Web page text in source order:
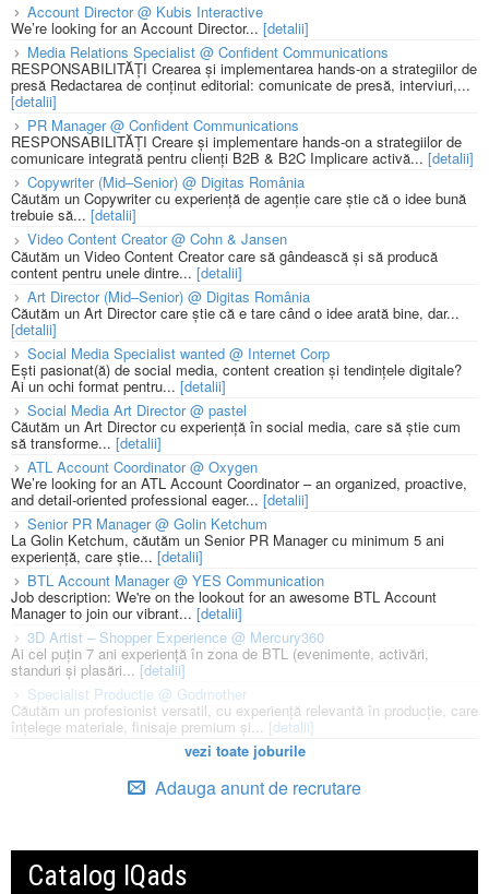
Account Director @ Kubis Interactive
We’re looking for an Account Director... [detalii]
Media Relations Specialist @ Confident Communications
RESPONSABILITĂȚI Crearea și implementarea hands-on a strategiilor de
presă Redactarea de conținut editorial: comunicate de presă, interviuri,...
[detalii]
PR Manager @ Confident Communications
RESPONSABILITĂȚI Creare și implementare hands-on a strategiilor de
comunicare integrată pentru clienți B2B & B2C Implicare activă... [detalii]
Copywriter (Mid–Senior) @ Digitas România
Căutăm un Copywriter cu experiență de agenție care știe că o idee bună
trebuie să... [detalii]
Video Content Creator @ Cohn & Jansen
Căutăm un Video Content Creator care să gândească și să producă
content pentru unele dintre... [detalii]
Art Director (Mid–Senior) @ Digitas România
Căutăm un Art Director care știe că e tare când o idee arată bine, dar...
[detalii]
Social Media Specialist wanted @ Internet Corp
Ești pasionat(ă) de social media, content creation și tendințele digitale?
Ai un ochi format pentru... [detalii]
Social Media Art Director @ pastel
Căutăm un Art Director cu experiență în social media, care să știe cum
să transforme... [detalii]
ATL Account Coordinator @ Oxygen
We’re looking for an ATL Account Coordinator – an organized, proactive,
and detail-oriented professional eager... [detalii]
Senior PR Manager @ Golin Ketchum
La Golin Ketchum, căutăm un Senior PR Manager cu minimum 5 ani
experiență, care știe... [detalii]
BTL Account Manager @ YES Communication
Job description: We're on the lookout for an awesome BTL Account
Manager to join our vibrant... [detalii]
3D Artist – Shopper Experience @ Mercury360
Ai cel puțin 7 ani experiență în zona de BTL (evenimente, activări,
standuri și plasări... [detalii]
Specialist Productie @ Godmother
Căutăm un profesionist versatil, cu experiență relevantă în producție, care
înțelege materiale, finisaje premium și... [detalii]
vezi toate joburile
Adauga anunt de recrutare
Catalog IQads